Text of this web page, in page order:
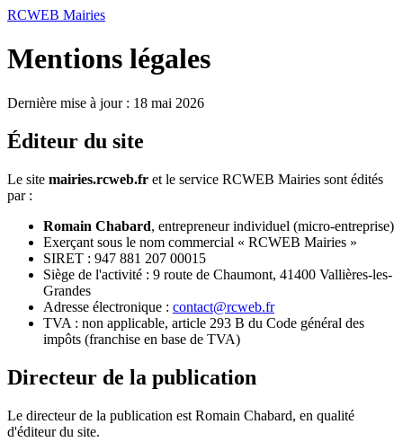
RCWEB Mairies
Mentions légales
Dernière mise à jour : 18 mai 2026
Éditeur du site
Le site mairies.rcweb.fr et le service RCWEB Mairies sont édités
par :
Romain Chabard, entrepreneur individuel (micro-entreprise)
Exerçant sous le nom commercial « RCWEB Mairies »
SIRET : 947 881 207 00015
Siège de l'activité : 9 route de Chaumont, 41400 Vallières-les-
Grandes
Adresse électronique : contact@rcweb.fr
TVA : non applicable, article 293 B du Code général des
impôts (franchise en base de TVA)
Directeur de la publication
Le directeur de la publication est Romain Chabard, en qualité
d'éditeur du site.